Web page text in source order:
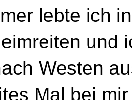
lebte ich
und
Westen
Mal bei